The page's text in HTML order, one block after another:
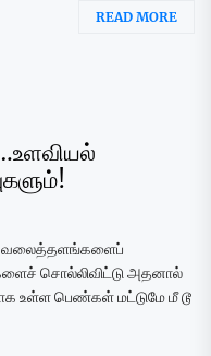
READ MORE
வலைத்தளங்களைப்
சொல்லிவிட்டு அதனால்
உள்ள பெண்கள் மட்டுமே மீ டூ